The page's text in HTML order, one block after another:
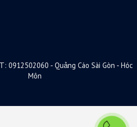
0912502060 - Quảng Cáo Sài Gòn - Hóc
Môn